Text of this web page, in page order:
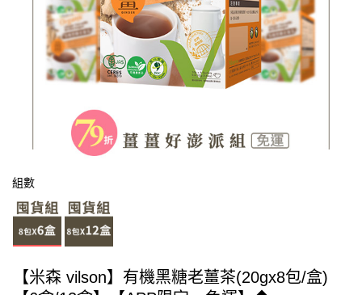
組數
【米森 vilson】有機黑糖老薑茶(20gx8包/盒)